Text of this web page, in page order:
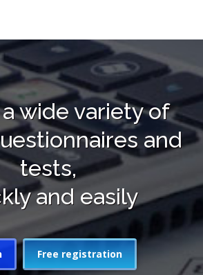
wide variety of
and
tests,
and easily
Free registration